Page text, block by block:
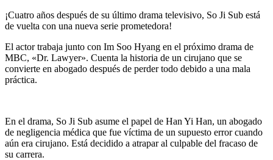
¡Cuatro años después de su último drama televisivo, So Ji Sub está
de vuelta con una nueva serie prometedora!
El actor trabaja junto con Im Soo Hyang en el próximo drama de
MBC, «Dr. Lawyer». Cuenta la historia de un cirujano que se
convierte en abogado después de perder todo debido a una mala
práctica.
En el drama, So Ji Sub asume el papel de Han Yi Han, un abogado
de negligencia médica que fue víctima de un supuesto error cuando
aún era cirujano. Está decidido a atrapar al culpable del fracaso de
su carrera.